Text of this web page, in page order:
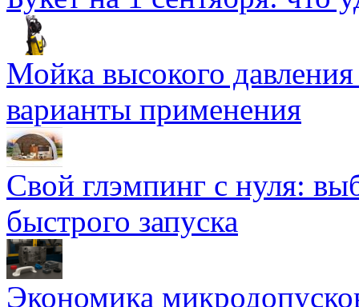
Мойка высокого
варианты применения
Свой глэмпинг с нуля:
быстрого запуска
Экономика